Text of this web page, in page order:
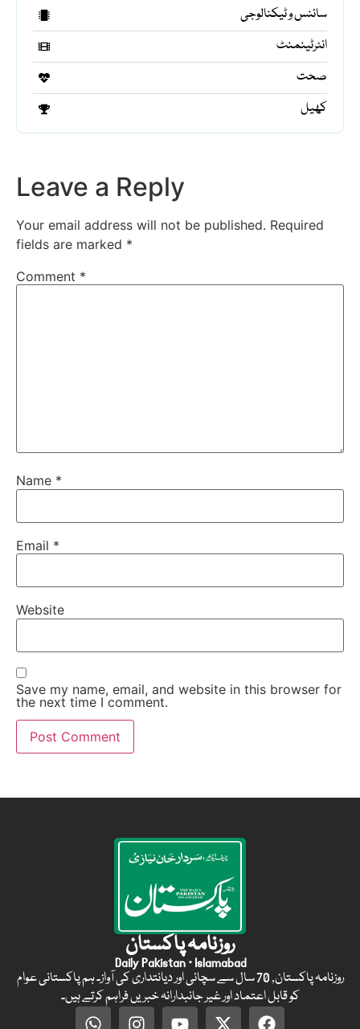
سائنس و ٹیکنالوجی
انٹرٹینمنٹ
صحت
کھیل
Leave a Reply
Your email address will not be published. Required
fields are marked *
Comment *
Name *
Email *
Website
Save my name, email, and website in this browser for
the next time I comment.
روزنامہ پاکستان
Daily Pakistan · Islamabad
روزنامہ پاکستان, 70 سال سے سچائی اور دیانتداری کی آواز۔ ہم پاکستانی عوام
کو قابل اعتماد اور غیر جانبدارانہ خبریں فراہم کرتے ہیں۔